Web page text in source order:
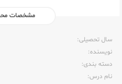
مشخصات
سال تحصیلی:‌
نویسنده:‌
دسته بندی:
نام درس: